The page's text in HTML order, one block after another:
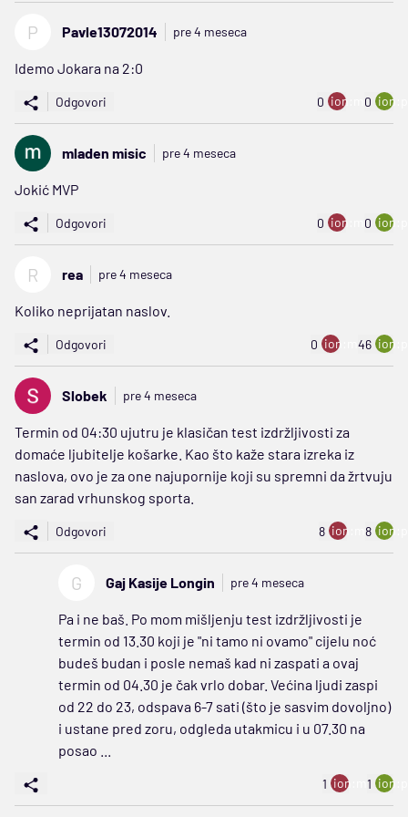
P Pavle13072014 pre 4 meseca
Idemo Jokara na 2:0
Odgovori 0 ion:minus
0
mladen misic pre 4 meseca
Jokić MVP
Odgovori 0 ion:minus
0
R rea pre 4 meseca
Koliko neprijatan naslov.
Odgovori 0 ion:minus
46
Slobek pre 4 meseca
Termin od 04:30 ujutru je klasičan test izdržljivosti za
domaće ljubitelje košarke. Kao što kaže stara izreka iz
naslova, ovo je za one najupornije koji su spremni da žrtvuju
san zarad vrhunskog sporta.
Odgovori 8 ion:minus
8
G Gaj Kasije Longin pre 4 meseca
Pa i ne baš. Po mom mišljenju test izdržljivosti je
termin od 13.30 koji je "ni tamo ni ovamo" cijelu noć
budeš budan i posle nemaš kad ni zaspati a ovaj
termin od 04.30 je čak vrlo dobar. Većina ljudi zaspi
od 22 do 23, odspava 6-7 sati (što je sasvim dovoljno)
i ustane pred zoru, odgleda utakmicu i u 07.30 na
posao ...
1 ion:minus
1